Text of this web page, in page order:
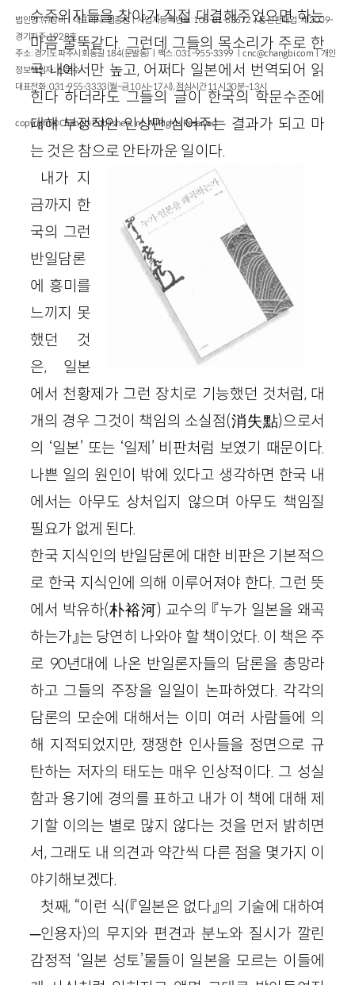
수주의자들을 찾아가 직접 대결해주었으면 하는
마음 굴뚝같다. 그런데 그들의 목소리가 주로 한
국 내에서만 높고, 어쩌다 일본에서 번역되어 읽
힌다 하더라도 그들의 글이 한국의 학문수준에
대해 부정적인 인상만 심어주는 결과가 되고 마
는 것은 참으로 안타까운 일이다.
내가 지
금까지 한
국의 그런
반일담론
에 흥미를
느끼지 못
했던 것
은, 일본
에서 천황제가 그런 장치로 기능했던 것처럼, 대
개의 경우 그것이 책임의 소실점(消失點)으로서
의 ‘일본’ 또는 ‘일제’ 비판처럼 보였기 때문이다.
나쁜 일의 원인이 밖에 있다고 생각하면 한국 내
에서는 아무도 상처입지 않으며 아무도 책임질
필요가 없게 된다.
한국 지식인의 반일담론에 대한 비판은 기본적으
로 한국 지식인에 의해 이루어져야 한다. 그런 뜻
에서 박유하(朴裕河) 교수의 『누가 일본을 왜곡
하는가』는 당연히 나와야 할 책이었다. 이 책은 주
로 90년대에 나온 반일론자들의 담론을 총망라
하고 그들의 주장을 일일이 논파하였다. 각각의
담론의 모순에 대해서는 이미 여러 사람들에 의
해 지적되었지만, 쟁쟁한 인사들을 정면으로 규
탄하는 저자의 태도는 매우 인상적이다. 그 성실
함과 용기에 경의를 표하고 내가 이 책에 대해 제
기할 이의는 별로 많지 않다는 것을 먼저 밝히면
서, 그래도 내 의견과 약간씩 다른 점을 몇가지 이
야기해보겠다.
첫째, “이런 식(『일본은 없다』의 기술에 대하여
─인용자)의 무지와 편견과 분노와 질시가 깔린
감정적 ‘일본 성토’물들이 일본을 모르는 이들에
법인명 : ㈜창비ㅣ대표이사 : 염종선ㅣ사업자등록번호 : 105-81-63672ㅣ통신판매업 : 제 2009-
경기파주-1928호
주소 : 경기도 파주시 회동길 184(문발동)ㅣ팩스 : 031-955-3399 ㅣcnc@changbi.comㅣ개인
정보책임자 : 신문수
대표전화 : 031-955-3333(월~금 10시~17시), 점심시간 11시 30분~13시
copyright © Changbi Publishers, inc. All Rights Reserved.